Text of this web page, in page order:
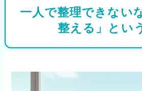
一人で整理できない
整える」とい